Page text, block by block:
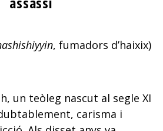
, fumadors d’haixix)
un teòleg nascut al segle XI
carisma i